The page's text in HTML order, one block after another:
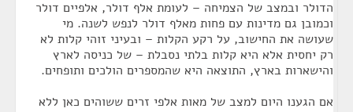
הדולר ובמצב של הצמיחה – לעומת אלף דולר, אלפיים דולר
וכמובן גם מדינות עם פחות מאלף דולר לנפש לשנה. מי
שעושה את החישוב, על רקע הקלות – ובעיני זוהי קלות לא
רק יחסית אלא היא קלות בלתי נסבלת – של כניסה לארץ
והישארות בארץ, התוצאה היא שהמספרים הולכים ותופחים.
אם הגענו היום למצב של מאות אלפי זרים ששוהים כאן ללא